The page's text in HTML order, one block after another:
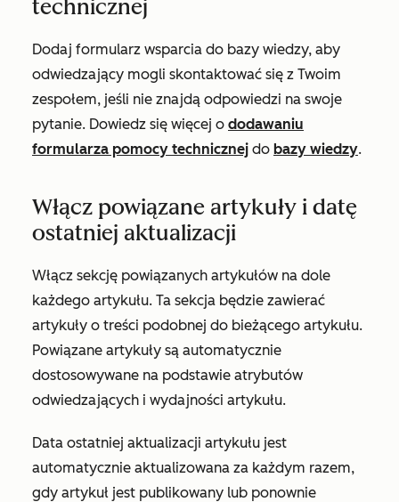
technicznej
Dodaj formularz wsparcia do bazy wiedzy, aby
odwiedzający mogli skontaktować się z Twoim
zespołem, jeśli nie znajdą odpowiedzi na swoje
pytanie. Dowiedz się więcej o dodawaniu
formularza pomocy technicznej do bazy wiedzy.
Włącz powiązane artykuły i datę
ostatniej aktualizacji
Włącz sekcję powiązanych artykułów na dole
każdego artykułu. Ta sekcja będzie zawierać
artykuły o treści podobnej do bieżącego artykułu.
Powiązane artykuły są automatycznie
dostosowywane na podstawie atrybutów
odwiedzających i wydajności artykułu.
Data ostatniej aktualizacji artykułu jest
automatycznie aktualizowana za każdym razem,
gdy artykuł jest publikowany lub ponownie